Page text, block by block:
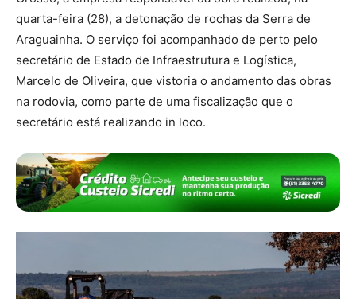
quarta-feira (28), a detonação de rochas da Serra de
Araguainha. O serviço foi acompanhado de perto pelo
secretário de Estado de Infraestrutura e Logística,
Marcelo de Oliveira, que vistoria o andamento das obras
na rodovia, como parte de uma fiscalização que o
secretário está realizando in loco.